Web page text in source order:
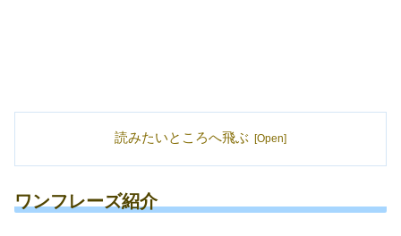
読みたいところへ飛ぶ
ワンフレーズ紹介